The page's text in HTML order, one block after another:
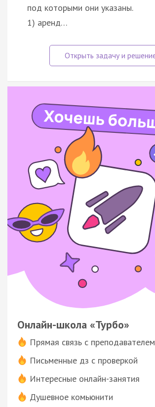
под которыми они указаны.
1) аренд…
Онлайн-школа «Турбо»
Прямая связь с преподавателем
Письменные дз с проверкой
Интересные онлайн-занятия
Душевное комьюнити